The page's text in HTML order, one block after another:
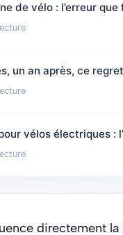
de vélo : l’erreur
un an après, ce
vélos électriques :
directement